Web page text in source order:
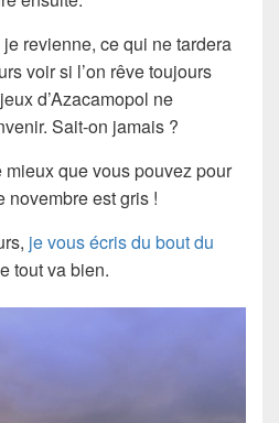
revienne, ce qui ne tardera
voir si l’on rêve toujours
d’Azacamopol ne
Sait-on jamais ?
que vous pouvez pour
novembre est gris !
je vous écris du bout du
tout va bien.